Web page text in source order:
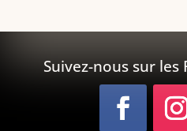
Suivez-nous sur les